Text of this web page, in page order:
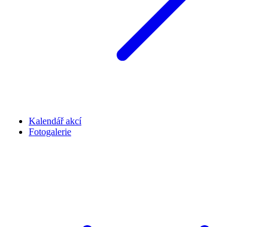
Kalendář akcí
Fotogalerie